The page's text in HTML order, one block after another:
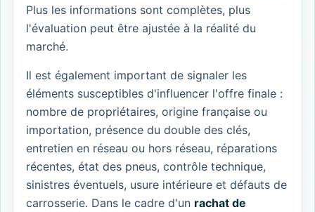
Plus les informations sont complètes, plus
l'évaluation peut être ajustée à la réalité du
marché.
Il est également important de signaler les
éléments susceptibles d'influencer l'offre finale :
nombre de propriétaires, origine française ou
importation, présence du double des clés,
entretien en réseau ou hors réseau, réparations
récentes, état des pneus, contrôle technique,
sinistres éventuels, usure intérieure et défauts de
carrosserie. Dans le cadre d'un rachat de